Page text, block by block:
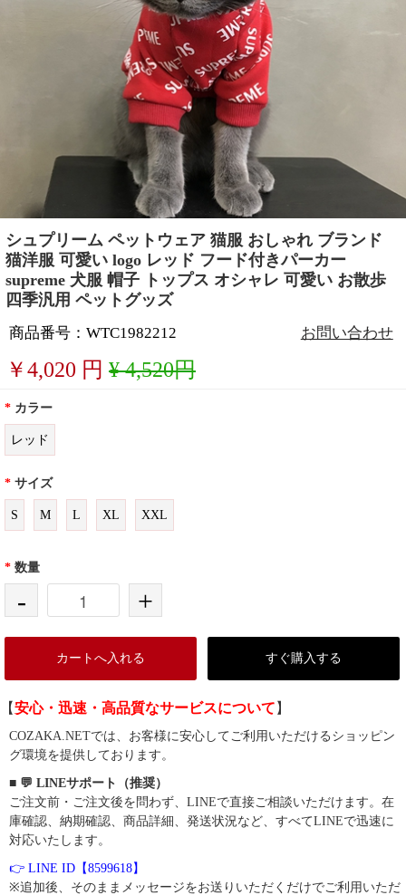
シュプリーム ペットウェア 猫服 おしゃれ ブランド
猫洋服 可愛い logo レッド フード付きパーカー
supreme 犬服 帽子 トップス オシャレ 可愛い お散歩
四季汎用 ペットグッズ
商品番号：WTC1982212 お問い合わせ
￥4,020 円 ¥ 4,520円
* カラー
レッド
* サイズ
S M L XL XXL
* 数量
- +
カートへ入れる すぐ購入する
【安心・迅速・高品質なサービスについて 】
COZAKA.NETでは、お客様に安心してご利用いただけるショッピン
グ環境を提供しております。
■ 💬 LINEサポート（推奨）
ご注文前・ご注文後を問わず、LINEで直接ご相談いただけます。在
庫確認、納期確認、商品詳細、発送状況など、すべてLINEで迅速に
対応いたします。
👉 LINE ID【8599618】
※追加後、そのままメッセージをお送りいただくだけでご利用いただ